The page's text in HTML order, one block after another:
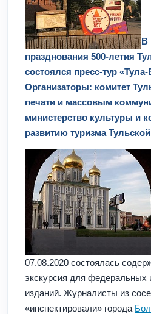
В
празднования 500-летия
состоялся пресс-тур
Организаторы: комитет
печати и массовым
министерство культуры и
развитию туризма
07.08.2020 состоялась
экскурсия для федеральных
изданий. Журналисты из
«инспектировали» города